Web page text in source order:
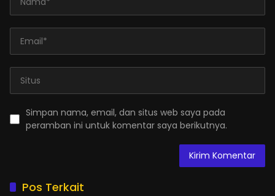
Simpan nama, email, dan situs web saya pada
peramban ini untuk komentar saya berikutnya.
Pos Terkait